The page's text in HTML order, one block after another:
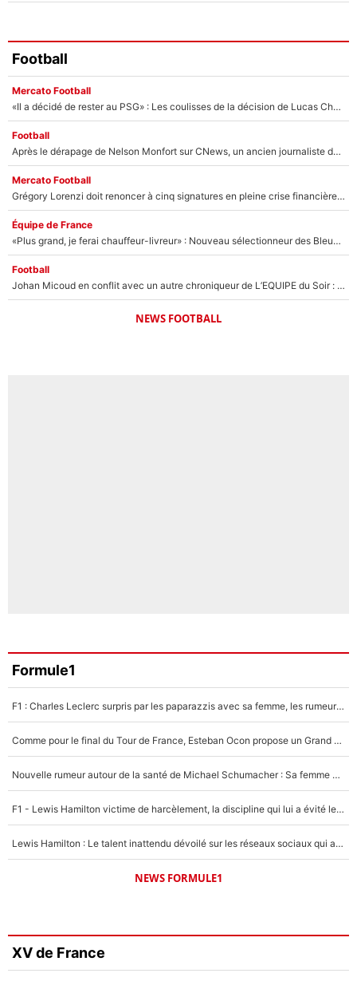
Football
Mercato Football
«Il a décidé de rester au PSG» : Les coulisses de la décision de Lucas Chevalier pour son transfert
Football
Après le dérapage de Nelson Monfort sur CNews, un ancien journaliste de France Télévisions relance la polémique sur les incendies en Gironde
Mercato Football
Grégory Lorenzi doit renoncer à cinq signatures en pleine crise financière : L’IA propose sept noms à l’OM pour un mercato réussi... à seulement 5M€ !
Équipe de France
«Plus grand, je ferai chauffeur-livreur» : Nouveau sélectionneur des Bleus, Zinédine Zidane s’était imaginé un avenir très différent lorsqu'il était enfant
Football
Johan Micoud en conflit avec un autre chroniqueur de L’EQUIPE du Soir : «Pendant un moment, je ne les ai pas remis ensemble dans l'émission»
NEWS FOOTBALL
Formule1
F1 : Charles Leclerc surpris par les paparazzis avec sa femme, les rumeurs étaient vraies !
Comme pour le final du Tour de France, Esteban Ocon propose un Grand Prix de Formule 1 à Paris : «Autour de l’Arc de Triomphe, ce serait génial» !
Nouvelle rumeur autour de la santé de Michael Schumacher : Sa femme Corinna sort du silence
F1 - Lewis Hamilton victime de harcèlement, la discipline qui lui a évité le pire : «J'aurais probablement mal tourné»
Lewis Hamilton : Le talent inattendu dévoilé sur les réseaux sociaux qui a impressionné Kim Kardashian pendant leurs vacances en amoureux !
NEWS FORMULE1
XV de France